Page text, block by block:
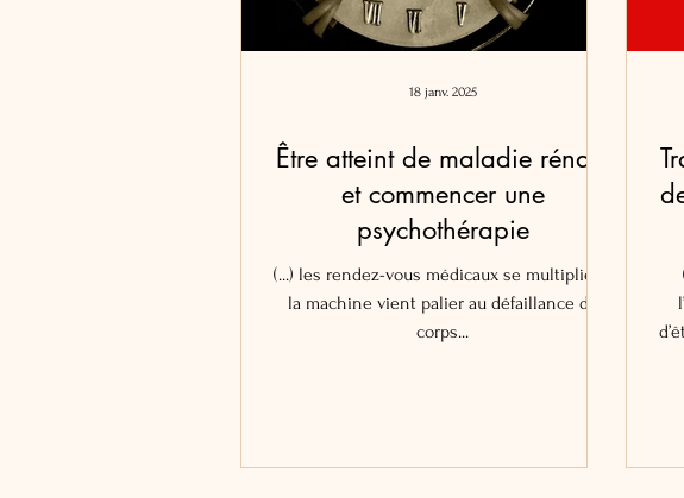
Être atteint de maladie rénale
et commencer une
psychothérapie
(...) les rendez-vous médicaux se multiplient,
la machine vient palier au défaillance du
corps...
18 janv. 2025